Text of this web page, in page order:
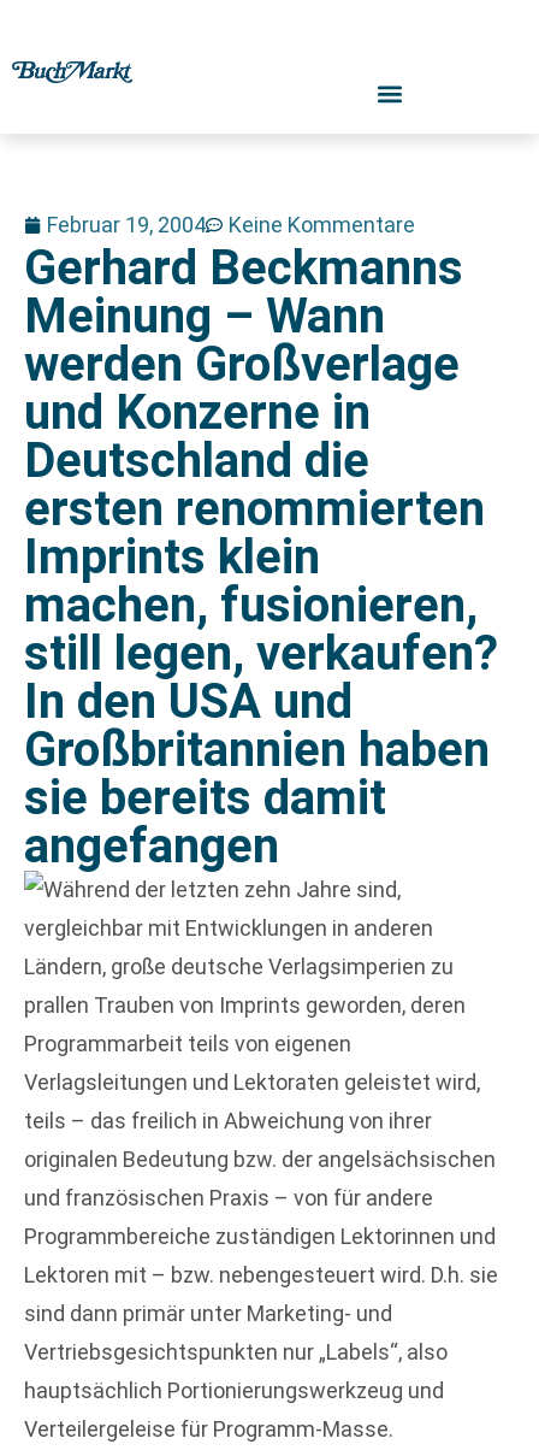
Februar 19, 2004 Keine Kommentare
Gerhard Beckmanns
Meinung – Wann
werden Großverlage
und Konzerne in
Deutschland die
ersten renommierten
Imprints klein
machen, fusionieren,
still legen, verkaufen?
In den USA und
Großbritannien haben
sie bereits damit
angefangen
Während der letzten zehn Jahre sind,
vergleichbar mit Entwicklungen in anderen
Ländern, große deutsche Verlagsimperien zu
prallen Trauben von Imprints geworden, deren
Programmarbeit teils von eigenen
Verlagsleitungen und Lektoraten geleistet wird,
teils – das freilich in Abweichung von ihrer
originalen Bedeutung bzw. der angelsächsischen
und französischen Praxis – von für andere
Programmbereiche zuständigen Lektorinnen und
Lektoren mit – bzw. nebengesteuert wird. D.h. sie
sind dann primär unter Marketing- und
Vertriebsgesichtspunkten nur „Labels“, also
hauptsächlich Portionierungswerkzeug und
Verteilergeleise für Programm-Masse.